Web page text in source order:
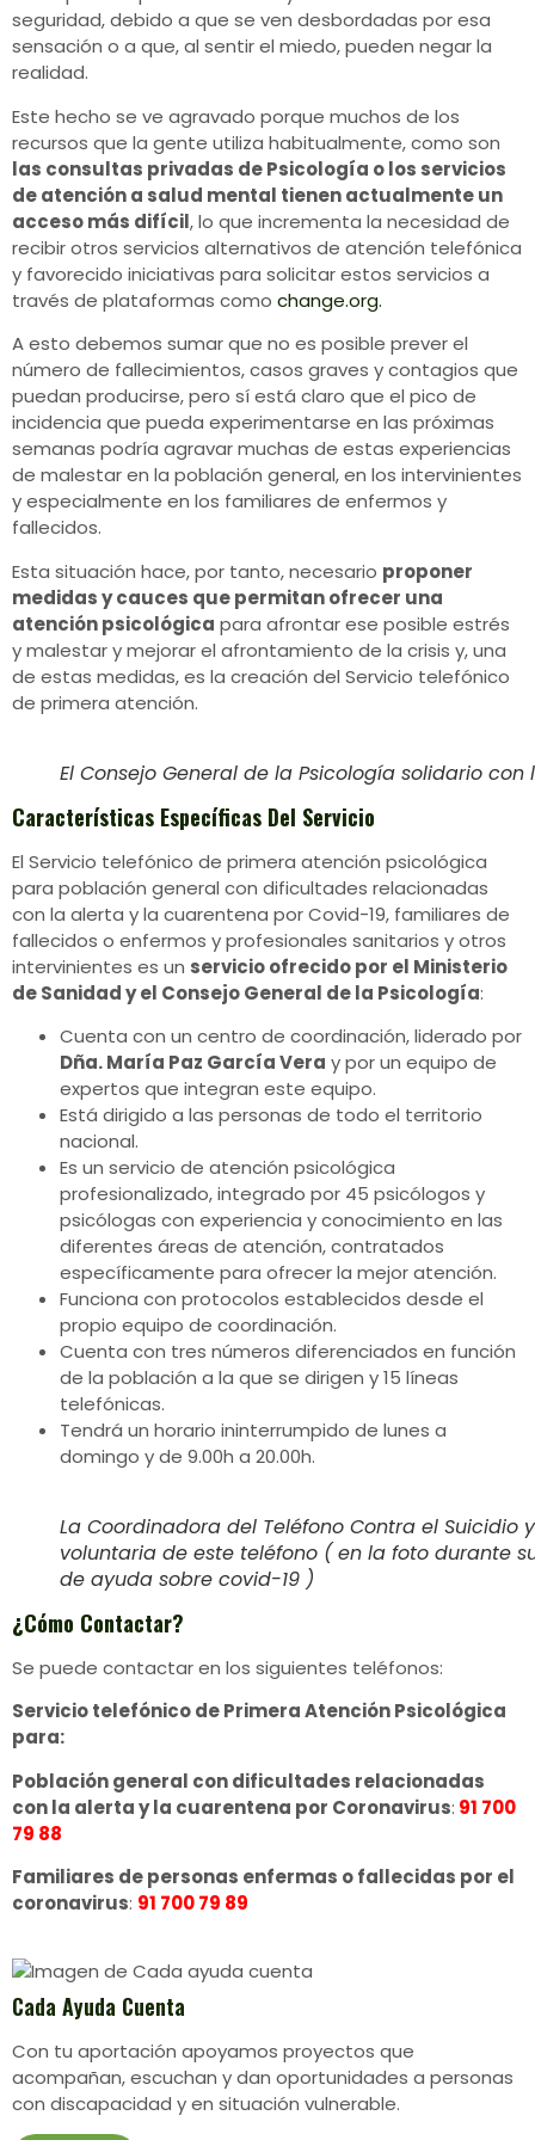
seguridad, debido a que se ven desbordadas por esa
sensación o a que, al sentir el miedo, pueden negar la
realidad.
Este hecho se ve agravado porque muchos de los
recursos que la gente utiliza habitualmente, como son
las consultas privadas de Psicología o los servicios
de atención a salud mental tienen actualmente un
acceso más difícil, lo que incrementa la necesidad de
recibir otros servicios alternativos de atención telefónica
y favorecido iniciativas para solicitar estos servicios a
través de plataformas como change.org.
A esto debemos sumar que no es posible prever el
número de fallecimientos, casos graves y contagios que
puedan producirse, pero sí está claro que el pico de
incidencia que pueda experimentarse en las próximas
semanas podría agravar muchas de estas experiencias
de malestar en la población general, en los intervinientes
y especialmente en los familiares de enfermos y
fallecidos.
Esta situación hace, por tanto, necesario proponer
medidas y cauces que permitan ofrecer una
atención psicológica para afrontar ese posible estrés
y malestar y mejorar el afrontamiento de la crisis y, una
de estas medidas, es la creación del Servicio telefónico
de primera atención.
El Consejo General de la Psicología solidario con
Características Específicas Del Servicio
El Servicio telefónico de primera atención psicológica
para población general con dificultades relacionadas
con la alerta y la cuarentena por Covid-19, familiares de
fallecidos o enfermos y profesionales sanitarios y otros
intervinientes es un servicio ofrecido por el Ministerio
de Sanidad y el Consejo General de la Psicología:
Cuenta con un centro de coordinación, liderado por
Dña. María Paz García Vera y por un equipo de
expertos que integran este equipo.
Está dirigido a las personas de todo el territorio
nacional.
Es un servicio de atención psicológica
profesionalizado, integrado por 45 psicólogos y
psicólogas con experiencia y conocimiento en las
diferentes áreas de atención, contratados
específicamente para ofrecer la mejor atención.
Funciona con protocolos establecidos desde el
propio equipo de coordinación.
Cuenta con tres números diferenciados en función
de la población a la que se dirigen y 15 líneas
telefónicas.
Tendrá un horario ininterrumpido de lunes a
domingo y de 9.00h a 20.00h.
La Coordinadora del Teléfono Contra el Suicidio
voluntaria de este teléfono ( en la foto durante
de ayuda sobre covid-19 )
¿Cómo Contactar?
Se puede contactar en los siguientes teléfonos:
Servicio telefónico de Primera Atención Psicológica
para:
Población general con dificultades relacionadas
con la alerta y la cuarentena por Coronavirus: 91 700
79 88
Familiares de personas enfermas o fallecidas por el
coronavirus: 91 700 79 89
Cada Ayuda Cuenta
Con tu aportación apoyamos proyectos que
acompañan, escuchan y dan oportunidades a personas
con discapacidad y en situación vulnerable.